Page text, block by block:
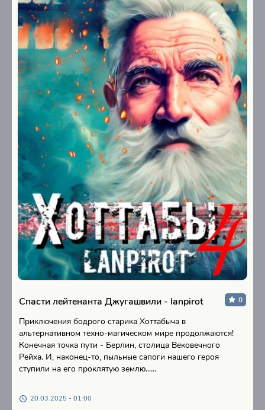
Спасти лейтенанта Джугашвили - lanpirot 0
Приключения бодрого старика Хоттабыча в
альтернативном техно-магическом мире продолжаются!
Конечная точка пути - Берлин, столица Вековечного
Рейха. И, наконец-то, пыльные сапоги нашего героя
ступили на его проклятую землю......
20.03.2025 - 01:00